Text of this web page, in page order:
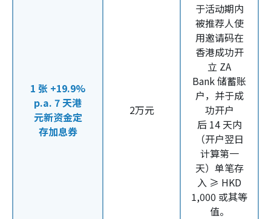
1 张 +19.9%
p.a. 7 天港
元新资金定
存加息券
2万元
于活动期内
被推荐人使
用邀请码在
香港成功开
立 ZA
Bank储蓄账
户，并于成
功开户
后14 天内
（开户翌日
计算第一
天） 单笔存
入 ≥ HKD
1,000 或其等
值。